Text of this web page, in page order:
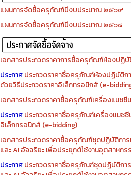
ประกาศมาตรการลดการใช้พลังงานเ
ตะวันออกกลาง
แผนการจัดซื้อครุภัณฑ์ปีงบประมาณ ๒๕๖๙
แผนการจัดซื้อครุภัณฑ์ปีงบประมาณ ๒๕๖๘
เอกสารประกวดราคาการซื้อครุภัณฑ์ห้องปฏิ
ประกาศประกวดราคาซื้อครุภัณฑ์ห้องปฏิบัติก
ด้วยวิธีประกวดราคาอิเล็กทรอนิกส์ (e-bidding)
เอกสารประกวดราคาซื้อครุภัณฑ์เครื่องแมช
ประกาศประกวดราคาซื้อครุภัณฑ์เครื่องแมช
อิเล็กทรอนิกส์ (e-bidding)